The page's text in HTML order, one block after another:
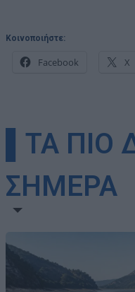
Κοινοποιήστε:
Facebook X
▌ΤΑ
ΣΗΜΕΡΑ